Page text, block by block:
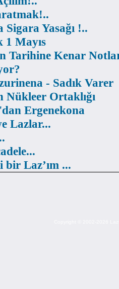
Sigara Yasağı !..
1 Mayıs
Tarihine Kenar
- Sadık Varer
Nükleer Ortaklığı
Ergenekona
Lazlar...
Laz’ım ...